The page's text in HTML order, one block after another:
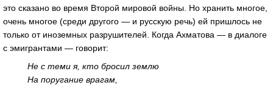
это сказано во время Второй мировой войны. Но хранить многое,
очень многое (среди другого — и русскую речь) ей пришлось не
только от иноземных разрушителей. Когда Ахматова — в диалоге
с эмигрантами — говорит:
Не с теми я, кто бросил землю
На поругание врагам,